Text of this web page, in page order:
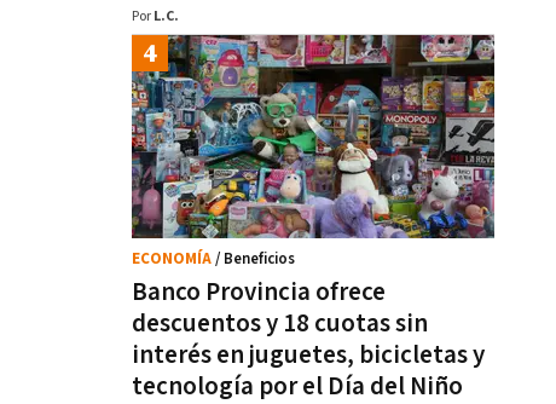
Por L.C.
Banco Provincia ofrece
descuentos y 18 cuotas sin
interés en juguetes, bicicletas y
tecnología por el Día del Niño
ECONOMÍA/ Beneficios